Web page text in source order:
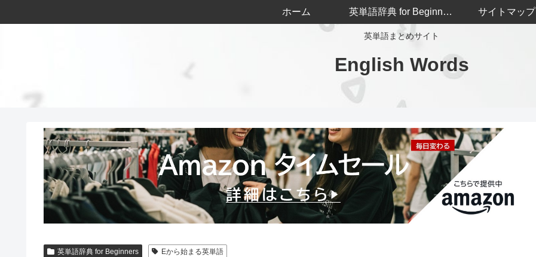
英単語まとめサイト
English Words
ホーム 英単語辞典 for Beginners サイトマップ
英単語辞典 for Beginners Eから始まる英単語